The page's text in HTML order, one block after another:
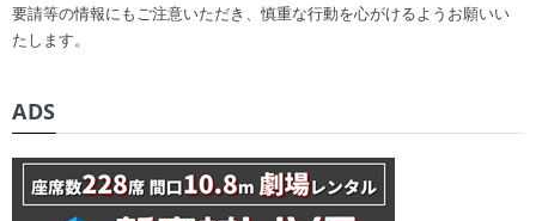
要請等の情報にもご注意いただき、慎重な行動を心がけるようお願いい
たします。
ADS